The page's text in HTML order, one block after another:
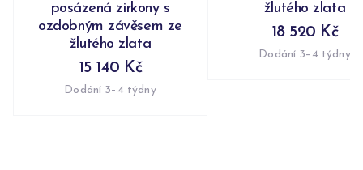
posázená zirkony s
ozdobným závěsem ze
žlutého zlata
15 140 Kč
Dodání 3–4 týdny
žlutého zlata
18 520 Kč
Dodání 3–4 týdny